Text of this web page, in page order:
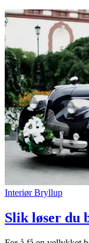
Interiør Bryllup
Slik løser du